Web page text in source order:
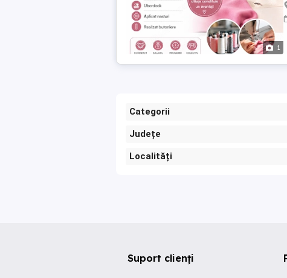
1
Categorii
Județe
Localități
Suport clienți